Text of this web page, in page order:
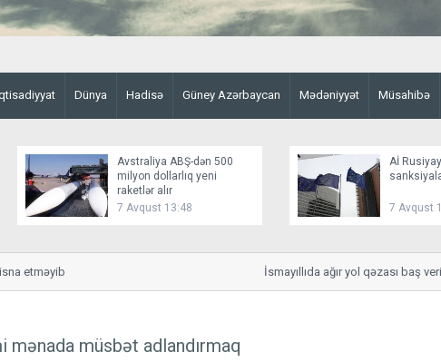
Dünya Hadisə Güney Azərbaycan Mədəniyyət Müsahibə
Avstraliya ABŞ-dən 500
milyon dollarlıq yeni
raketlər alır
7 Avqust 13:48
Aİ
7 Avqust
etməyib İsmayıllıda ağır yol qəzası baş
müsbət adlandırmaq